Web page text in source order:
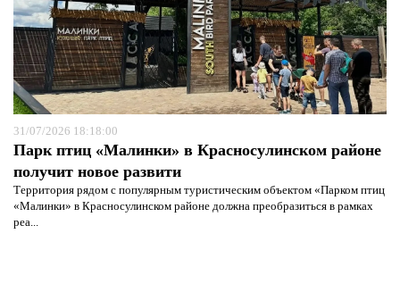
31/07/2026 18:18:00
Парк птиц «Малинки» в Красносулинском районе
получит новое развити
Территория рядом с популярным туристическим объектом «Парком птиц
«Малинки» в Красносулинском районе должна преобразиться в рамках
реа...